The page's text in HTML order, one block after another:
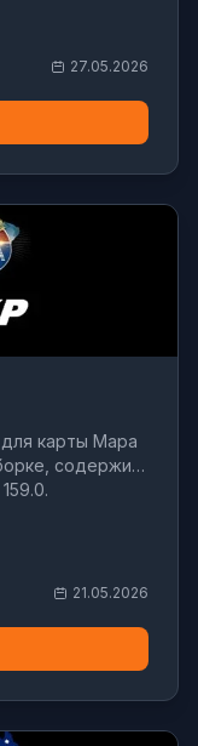
27.05.2026
карты Mapa
содержит
21.05.2026